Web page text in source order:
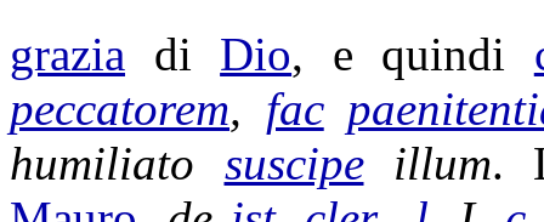
grazia di Dio, e quindi
peccatorem, fac
humiliato
suscipeillum.